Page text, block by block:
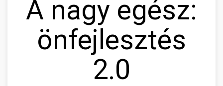
A nagy egész:
önfejlesztés
2.0